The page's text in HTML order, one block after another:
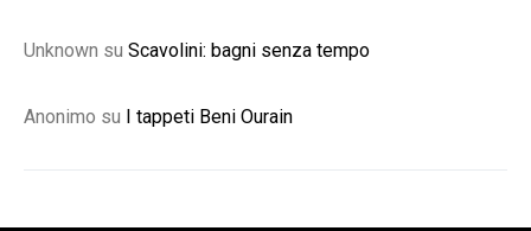
Unknown su Scavolini: bagni senza tempo
Anonimo su I tappeti Beni Ourain